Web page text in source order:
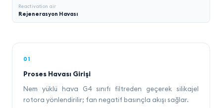
Reactivation air
Rejenerasyon Havası
01
Proses Havası Girişi
Nem yüklü hava G4 sınıfı filtreden geçerek silikajel
rotora yönlendirilir; fan negatif basınçla akışı sağlar.